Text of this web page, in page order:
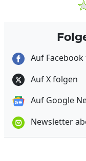
Auf
Auf X folgen
Auf Google
Newsletter